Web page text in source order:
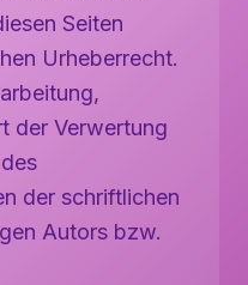
Seiten
Urheberrecht.
der Verwertung
der schriftlichen
Autors bzw.